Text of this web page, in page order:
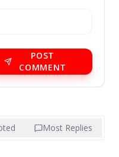
POST
COMMENT
Most Replies